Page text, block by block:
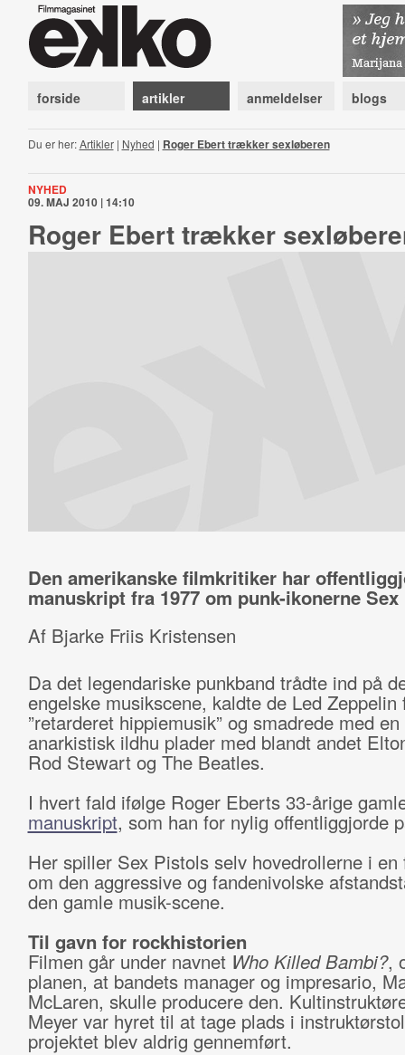
forside artikler anmeldelser blogs
Du er her:Artikler| Nyhed | Roger Ebert trækker sexløberen
NYHED
09. MAJ 2010 | 14:10
Roger Ebert trækker
Den amerikanske filmkritiker har
manuskript fra 1977 om punk-ikonerne
Af Bjarke Friis Kristensen
Da det legendariske punkband trådte ind på
engelske musikscene, kaldte de Led Zeppelin
”retarderet hippiemusik” og smadrede med
anarkistisk ildhu plader med blandt andet
Rod Stewart og The Beatles.
I hvert fald ifølge Roger Eberts 33-årige
manuskript, som han for nylig offentliggjorde
Her spiller Sex Pistols selv hovedrollerne i
om den aggressive og fandenivolske
den gamle musik-scene.
Til gavn for rockhistorien
Filmen går under navnet Who Killed Bambi?,
planen, at bandets manager og impresario,
McLaren, skulle producere den.
Meyer var hyret til at tage plads i
projektet blev aldrig gennemført.